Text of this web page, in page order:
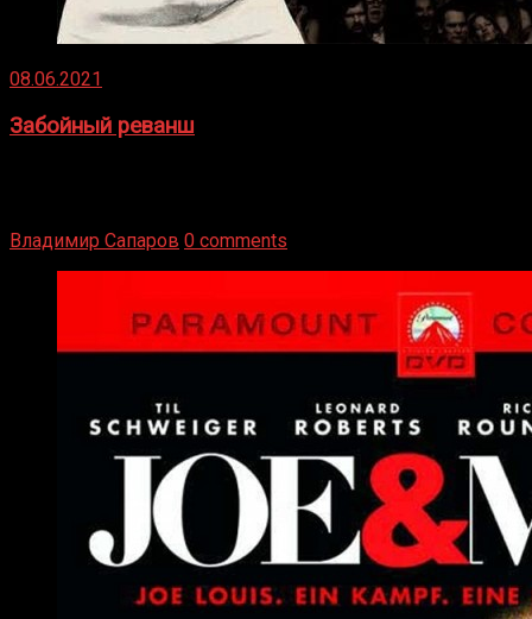
08.06.2021
Забойный реванш
Владимир Сапаров 0 comments